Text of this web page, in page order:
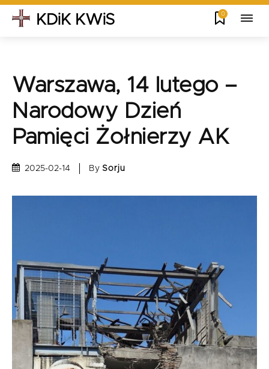
KDiK KWiS 0
Warszawa, 14 lutego –
Narodowy Dzień
Pamięci Żołnierzy AK
2025-02-14 By Sorju